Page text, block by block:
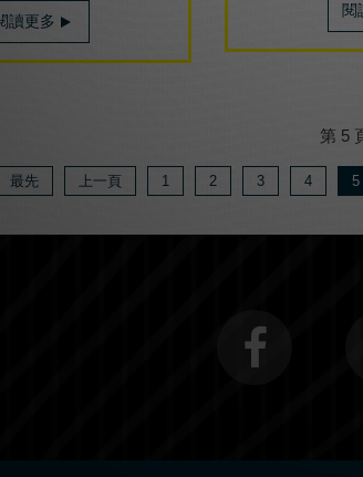
讀更多
閱
第 5
最先 上一頁 1 2 3 4 5